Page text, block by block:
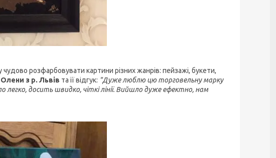
розфарбовувати картини різних жанрів: пейзажі, букети,
Олени з р. Львів та її відгук: "Дуже люблю цю торговельну марку
досить швидко, чіткі лінії. Вийшло дуже ефектно, нам